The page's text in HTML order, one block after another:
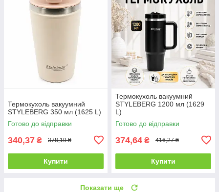
Термокухоль вакуумний
STYLEBERG 350 мл (1625 L)
Готово до відправки
340,37 ₴ 378,19 ₴
Купити
Термокухоль вакуумний
STYLEBERG 1200 мл (1629
L)
Готово до відправки
374,64 ₴ 416,27 ₴
Купити
Показати ще